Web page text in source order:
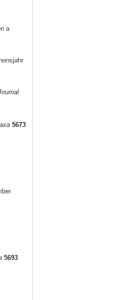
a
5673
5693